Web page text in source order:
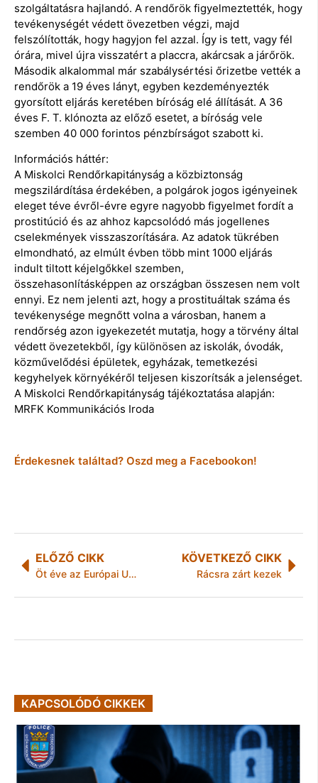
szolgáltatásra hajlandó. A rendőrök figyelmeztették, hogy
tevékenységét védett övezetben végzi, majd
felszólították, hogy hagyjon fel azzal. Így is tett, vagy fél
órára, mivel újra visszatért a placcra, akárcsak a járőrök.
Második alkalommal már szabálysértési őrizetbe vették a
rendőrök a 19 éves lányt, egyben kezdeményezték
gyorsított eljárás keretében bíróság elé állítását. A 36
éves F. T. klónozta az előző esetet, a bíróság vele
szemben 40 000 forintos pénzbírságot szabott ki.
Információs háttér:
A Miskolci Rendőrkapitányság a közbiztonság
megszilárdítása érdekében, a polgárok jogos igényeinek
eleget téve évről-évre egyre nagyobb figyelmet fordít a
prostitúció és az ahhoz kapcsolódó más jogellenes
cselekmények visszaszorítására. Az adatok tükrében
elmondható, az elmúlt évben több mint 1000 eljárás
indult tiltott kéjelgőkkel szemben,
összehasonlításképpen az országban összesen nem volt
ennyi. Ez nem jelenti azt, hogy a prostituáltak száma és
tevékenysége megnőtt volna a városban, hanem a
rendőrség azon igyekezetét mutatja, hogy a törvény által
védett övezetekből, így különösen az iskolák, óvodák,
közművelődési épületek, egyházak, temetkezési
kegyhelyek környékéről teljesen kiszorítsák a jelenséget.
A Miskolci Rendőrkapitányság tájékoztatása alapján:
MRFK Kommunikációs Iroda
Érdekesnek találtad? Oszd meg a Facebookon!
ELŐZŐ CIKK
Öt éve az Európai Unióban
KÖVETKEZŐ CIKK
Rácsra zárt kezek
KAPCSOLÓDÓ CIKKEK